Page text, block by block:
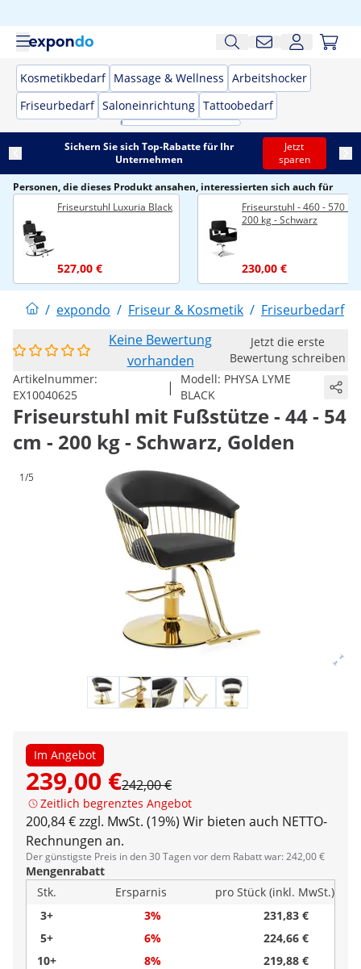
Kosmetikbedarf Massage & Wellness Arbeitshocker
Friseurbedarf Saloneinrichtung Tattoobedarf
Sichern Sie sich Top-Rabatte für Ihr
Unternehmen
Jetzt
sparen
Personen, die dieses Produkt ansahen, interessierten sich auch für
Friseurstuhl Luxuria Black
527,00 €
Friseurstuhl - 460 - 570
200 kg - Schwarz
230,00 €
/ expondo / Friseur & Kosmetik / Friseurbedarf
Keine Bewertung
vorhanden
Jetzt die erste
Bewertung schreiben
Artikelnummer:
EX10040625
| Modell: PHYSA LYME
BLACK
Friseurstuhl mit Fußstütze - 44 - 54
cm - 200 kg - Schwarz, Golden
1/5
Im Angebot
239,00 €242,00 €
Zeitlich begrenztes Angebot
200,84 € zzgl. MwSt. (19%) Wir bieten auch NETTO-
Rechnungen an.
Der günstigste Preis in den 30 Tagen vor dem Rabatt war: 242,00 €
Mengenrabatt
Stk.
Ersparnis
pro Stück (inkl. MwSt.)
3+
3%
231,83 €
5+
6%
224,66 €
10+
8% 219,88 €